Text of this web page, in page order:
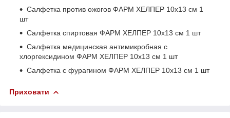
Салфетка против ожогов ФАРМ ХЕЛПЕР 10х13 см 1
шт
Салфетка спиртовая ФАРМ ХЕЛПЕР 10х13 см 1 шт
Салфетка медицинская антимикробная с
хлоргексидином ФАРМ ХЕЛПЕР 10х13 см 1 шт
Салфетка с фурагином ФАРМ ХЕЛПЕР 10х13 см 1 шт
Приховати